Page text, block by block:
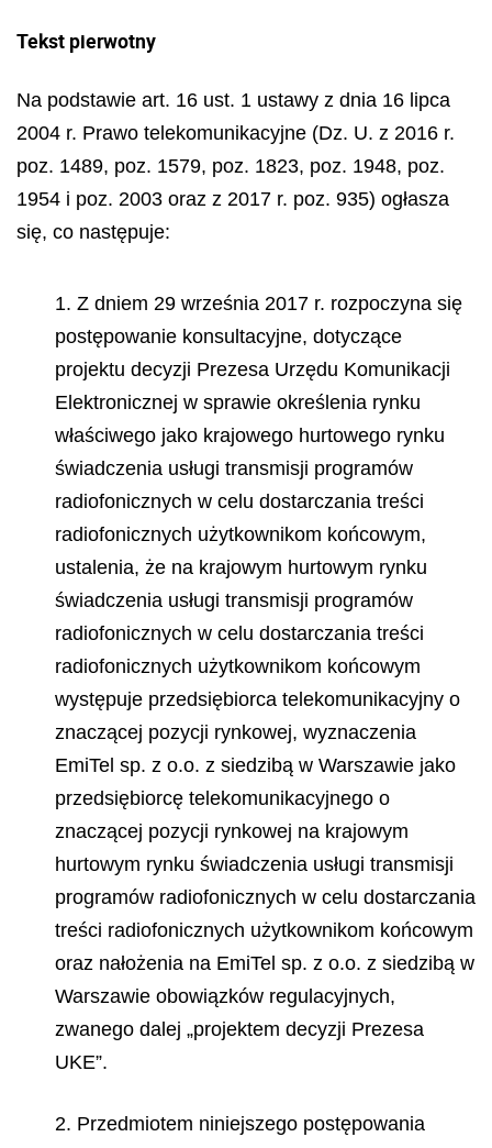
Tekst pierwotny
Na podstawie art. 16 ust. 1 ustawy z dnia 16 lipca
2004 r. Prawo telekomunikacyjne (Dz. U. z 2016 r.
poz. 1489, poz. 1579, poz. 1823, poz. 1948, poz.
1954 i poz. 2003 oraz z 2017 r. poz. 935) ogłasza
się, co następuje:
1. Z dniem 29 września 2017 r. rozpoczyna się
postępowanie konsultacyjne, dotyczące
projektu decyzji Prezesa Urzędu Komunikacji
Elektronicznej w sprawie określenia rynku
właściwego jako krajowego hurtowego rynku
świadczenia usługi transmisji programów
radiofonicznych w celu dostarczania treści
radiofonicznych użytkownikom końcowym,
ustalenia, że na krajowym hurtowym rynku
świadczenia usługi transmisji programów
radiofonicznych w celu dostarczania treści
radiofonicznych użytkownikom końcowym
występuje przedsiębiorca telekomunikacyjny o
znaczącej pozycji rynkowej, wyznaczenia
EmiTel sp. z o.o. z siedzibą w Warszawie jako
przedsiębiorcę telekomunikacyjnego o
znaczącej pozycji rynkowej na krajowym
hurtowym rynku świadczenia usługi transmisji
programów radiofonicznych w celu dostarczania
treści radiofonicznych użytkownikom końcowym
oraz nałożenia na EmiTel sp. z o.o. z siedzibą w
Warszawie obowiązków regulacyjnych,
zwanego dalej „projektem decyzji Prezesa
UKE”.
2. Przedmiotem niniejszego postępowania